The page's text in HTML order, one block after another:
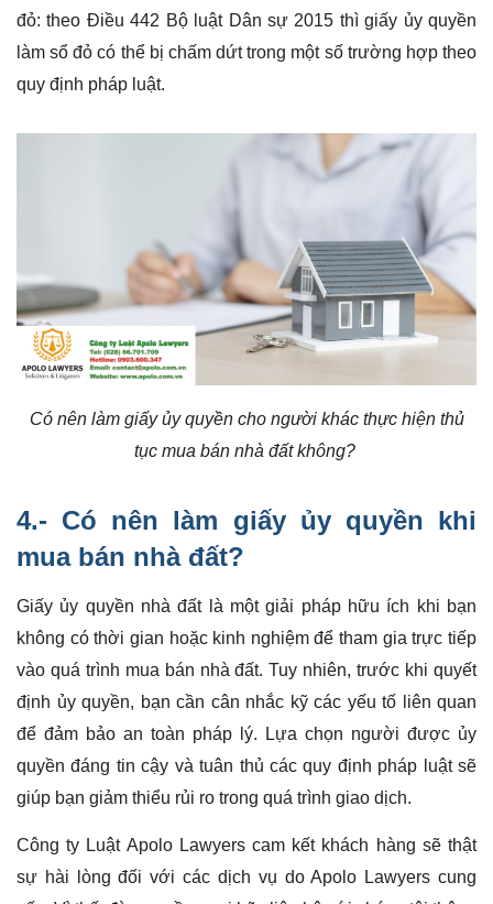
đỏ: theo Điều 442 Bộ luật Dân sự 2015 thì giấy ủy quyền
làm sổ đỏ có thể bị chấm dứt trong một số trường hợp theo
quy định pháp luật.
Có nên làm giấy ủy quyền cho người khác thực hiện thủ
tục mua bán nhà đất không?
4.- Có nên làm giấy ủy quyền khi
mua bán nhà đất?
Giấy ủy quyền nhà đất là một giải pháp hữu ích khi bạn
không có thời gian hoặc kinh nghiệm để tham gia trực tiếp
vào quá trình mua bán nhà đất. Tuy nhiên, trước khi quyết
định ủy quyền, bạn cần cân nhắc kỹ các yếu tố liên quan
để đảm bảo an toàn pháp lý. Lựa chọn người được ủy
quyền đáng tin cậy và tuân thủ các quy định pháp luật sẽ
giúp bạn giảm thiểu rủi ro trong quá trình giao dịch.
Công ty Luật Apolo Lawyers cam kết khách hàng sẽ thật
sự hài lòng đối với các dịch vụ do Apolo Lawyers cung